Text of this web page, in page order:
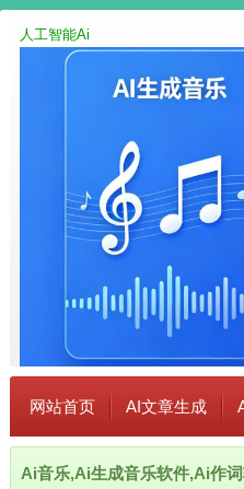
人工智能Ai
网站首页 AI文章生成
Ai音乐,Ai生成音乐软件,Ai作